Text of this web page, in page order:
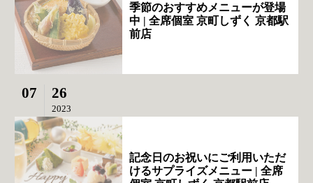
季節のおすすめメニューが登場
中 | 全席個室 京町しずく 京都駅
前店
07 26
2023
記念日のお祝いにご利用いただ
けるサプライズメニュー | 全席